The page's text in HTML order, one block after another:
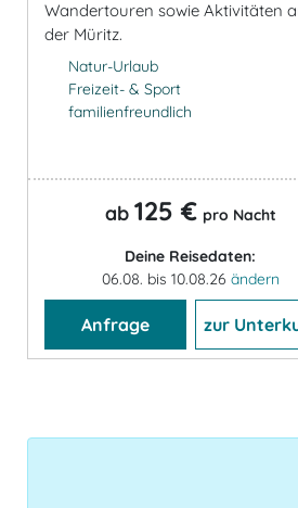
Wandertouren sowie Aktivitäten
der Müritz.
Natur-Urlaub
Freizeit- & Sport
familienfreundlich
ab 125 € pro Nacht
Deine Reisedaten:
06.08. bis 10.08.26 ändern
Anfrage zur